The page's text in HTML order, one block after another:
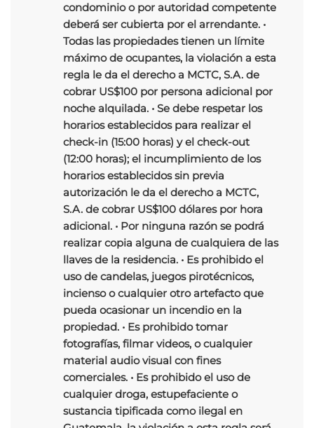
condominio o por autoridad competente
deberá ser cubierta por el arrendante. •
Todas las propiedades tienen un límite
máximo de ocupantes, la violación a esta
regla le da el derecho a MCTC, S.A. de
cobrar US$100 por persona adicional por
noche alquilada. • Se debe respetar los
horarios establecidos para realizar el
check-in (15:00 horas) y el check-out
(12:00 horas); el incumplimiento de los
horarios establecidos sin previa
autorización le da el derecho a MCTC,
S.A. de cobrar US$100 dólares por hora
adicional. • Por ninguna razón se podrá
realizar copia alguna de cualquiera de las
llaves de la residencia. • Es prohibido el
uso de candelas, juegos pirotécnicos,
incienso o cualquier otro artefacto que
pueda ocasionar un incendio en la
propiedad. • Es prohibido tomar
fotografías, filmar videos, o cualquier
material audio visual con fines
comerciales. • Es prohibido el uso de
cualquier droga, estupefaciente o
sustancia tipificada como ilegal en